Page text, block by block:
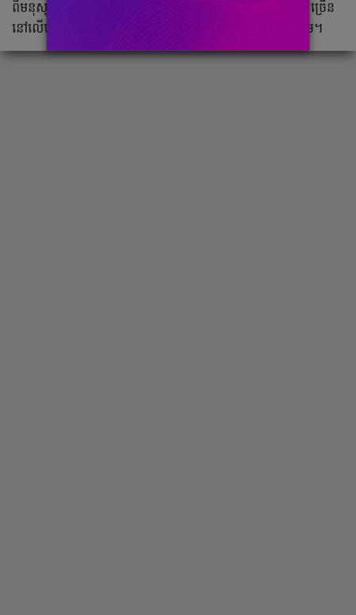
ពីមនុស្ស​ទូទាំង​ពិភពលោក រហូត​អ្នក​ខ្លះ​មាន​អ្នក​តាមដាន (Follow) ច្រើន​
នៅលើ​បណ្ដាញសង្គម​ ជា​ឧទាហរណ៍ជាក់ស្ដែង​ Instagram ជាដើម។